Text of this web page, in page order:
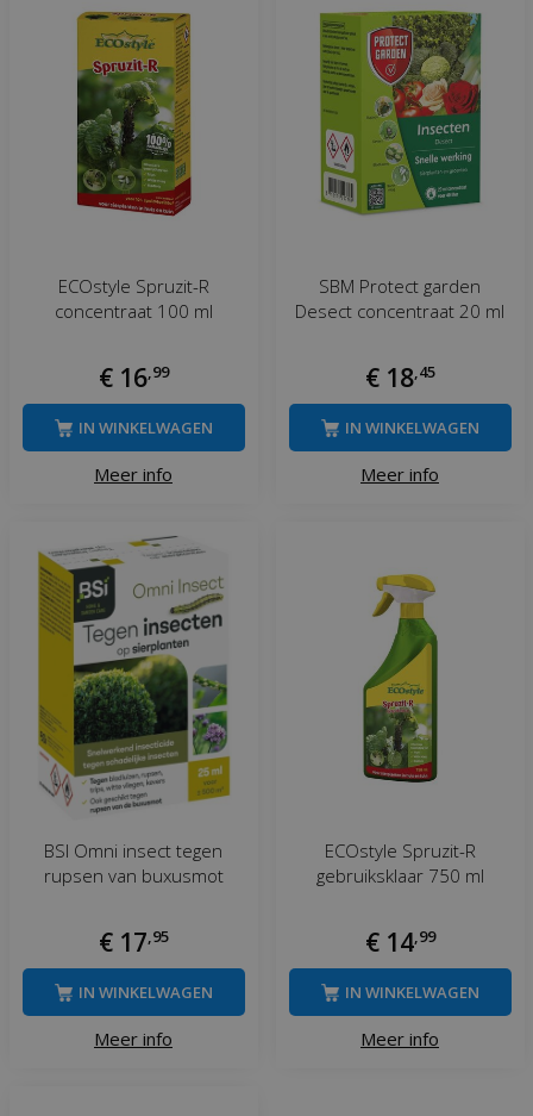
ECOstyle Spruzit-R
concentraat 100 ml
€ 16,99
Meer info
IN WINKELWAGEN
SBM Protect garden
Desect concentraat 20 ml
€ 18,45
Meer info
IN WINKELWAGEN
BSI Omni insect tegen
rupsen van buxusmot
€ 17,95
Meer info
IN WINKELWAGEN
ECOstyle Spruzit-R
gebruiksklaar 750 ml
€ 14,99
Meer info
IN WINKELWAGEN